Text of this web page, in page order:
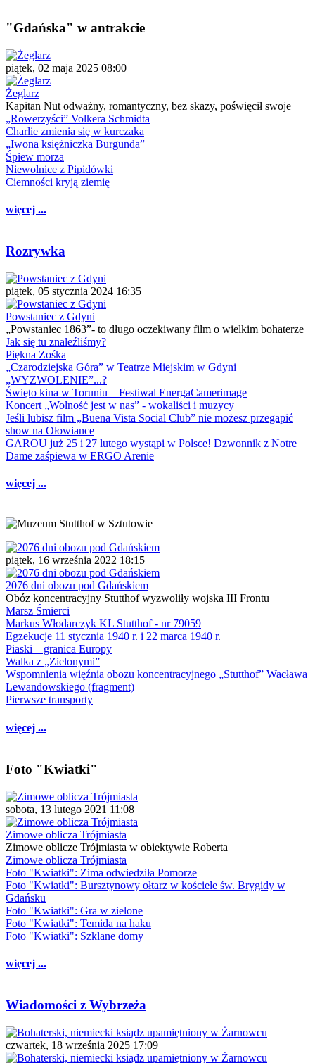
"Gdańska" w antrakcie
piątek, 02 maja 2025 08:00
Żeglarz
Kapitan Nut odważny, romantyczny, bez skazy, poświęcił swoje
„Rowerzyści” Volkera Schmidta
Charlie zmienia się w kurczaka
„Iwona księżniczka Burgunda”
Śpiew morza
Niewolnice z Pipidówki
Ciemności kryją ziemię
więcej ...
Rozrywka
piątek, 05 stycznia 2024 16:35
Powstaniec z Gdyni
„Powstaniec 1863”- to długo oczekiwany film o wielkim bohaterze
Jak się tu znaleźliśmy?
Piękna Zośka
„Czarodziejska Góra” w Teatrze Miejskim w Gdyni
„WYZWOLENIE”...?
Święto kina w Toruniu – Festiwal EnergaCamerimage
Koncert „Wolność jest w nas” - wokaliści i muzycy
Jeśli lubisz film „Buena Vista Social Club” nie możesz przegapić
show na Ołowiance
GAROU już 25 i 27 lutego wystąpi w Polsce! Dzwonnik z Notre
Dame zaśpiewa w ERGO Arenie
więcej ...
piątek, 16 września 2022 18:15
2076 dni obozu pod Gdańskiem
Obóz koncentracyjny Stutthof wyzwoliły wojska III Frontu
Marsz Śmierci
Markus Włodarczyk KL Stutthof - nr 79059
Egzekucje 11 stycznia 1940 r. i 22 marca 1940 r.
Piaski – granica Europy
Walka z „Zielonymi”
Wspomnienia więźnia obozu koncentracyjnego „Stutthof” Wacława
Lewandowskiego (fragment)
Pierwsze transporty
więcej ...
Foto "Kwiatki"
sobota, 13 lutego 2021 11:08
Zimowe oblicza Trójmiasta
Zimowe oblicze Trójmiasta w obiektywie Roberta
Zimowe oblicza Trójmiasta
Foto "Kwiatki": Zima odwiedziła Pomorze
Foto "Kwiatki": Bursztynowy ołtarz w kościele św. Brygidy w
Gdańsku
Foto "Kwiatki": Gra w zielone
Foto "Kwiatki": Temida na haku
Foto "Kwiatki": Szklane domy
więcej ...
Wiadomości z Wybrzeża
czwartek, 18 września 2025 17:09